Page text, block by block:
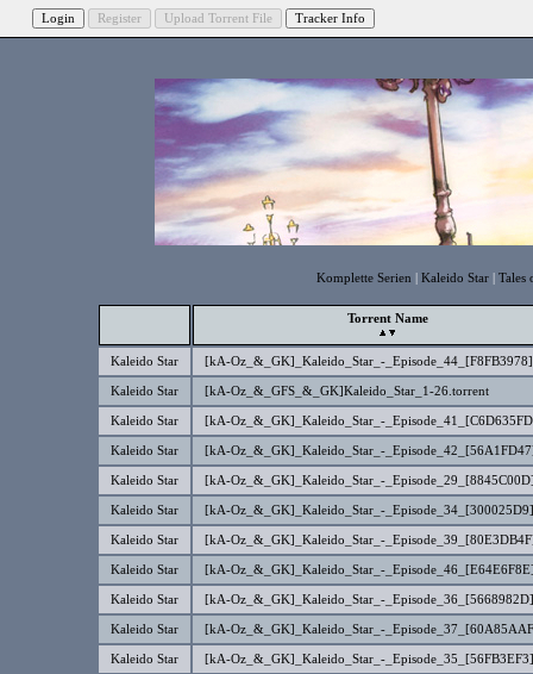
Komplette Serien Kaleido Star Tales
Torrent Name
Kaleido Star [kA-Oz_&_GK]_Kaleido_Star_-
Kaleido Star [kA-Oz_&_GFS_&_GK]Kaleido_Star_1-26.torrent
Kaleido Star [kA-Oz_&_GK]_Kaleido_Star_-
Kaleido Star [kA-Oz_&_GK]_Kaleido_Star_-
Kaleido Star [kA-Oz_&_GK]_Kaleido_Star_-
Kaleido Star [kA-Oz_&_GK]_Kaleido_Star_-
Kaleido Star [kA-Oz_&_GK]_Kaleido_Star_-
Kaleido Star [kA-Oz_&_GK]_Kaleido_Star_-
Kaleido Star [kA-Oz_&_GK]_Kaleido_Star_-
Kaleido Star [kA-Oz_&_GK]_Kaleido_Star_-
Kaleido Star [kA-Oz_&_GK]_Kaleido_Star_-